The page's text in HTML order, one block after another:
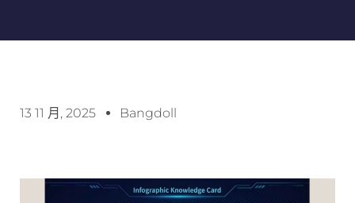
13 11 月, 2025 Bangdoll